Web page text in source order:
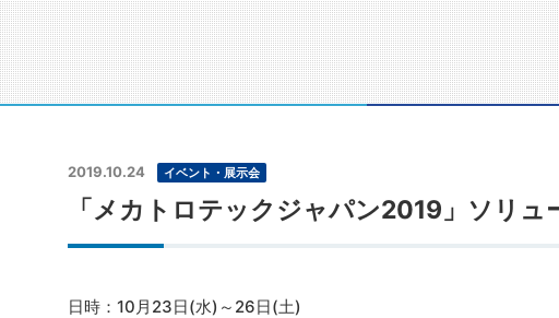
2019.10.24 イベント・展示会
「メカトロテックジャパン2019」ソリュ
日時：10月23日(水)～26日(土)